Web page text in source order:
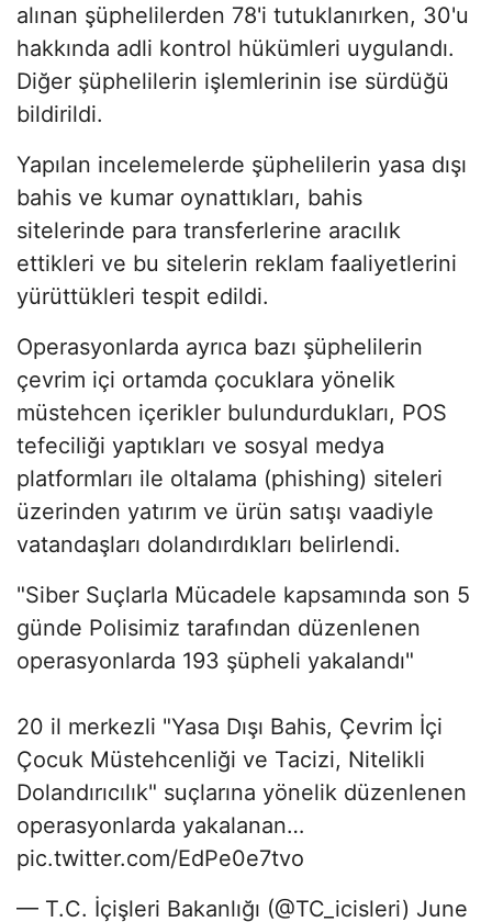
alınan şüphelilerden 78'i tutuklanırken, 30'u
hakkında adli kontrol hükümleri uygulandı.
Diğer şüphelilerin işlemlerinin ise sürdüğü
bildirildi.
Yapılan incelemelerde şüphelilerin yasa dışı
bahis ve kumar oynattıkları, bahis
sitelerinde para transferlerine aracılık
ettikleri ve bu sitelerin reklam faaliyetlerini
yürüttükleri tespit edildi.
Operasyonlarda ayrıca bazı şüphelilerin
çevrim içi ortamda çocuklara yönelik
müstehcen içerikler bulundurdukları, POS
tefeciliği yaptıkları ve sosyal medya
platformları ile oltalama (phishing) siteleri
üzerinden yatırım ve ürün satışı vaadiyle
vatandaşları dolandırdıkları belirlendi.
"Siber Suçlarla Mücadele kapsamında son 5
günde Polisimiz tarafından düzenlenen
operasyonlarda 193 şüpheli yakalandı"
20 il merkezli "Yasa Dışı Bahis, Çevrim İçi
Çocuk Müstehcenliği ve Tacizi, Nitelikli
Dolandırıcılık" suçlarına yönelik düzenlenen
operasyonlarda yakalanan…
pic.twitter.com/EdPe0e7tvo
— T.C. İçişleri Bakanlığı (@TC_icisleri) June